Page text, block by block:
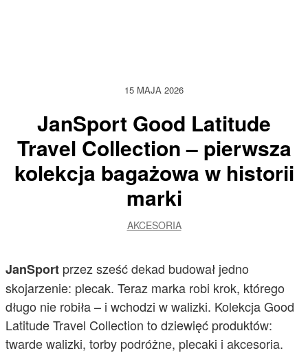
15 MAJA 2026
JanSport Good Latitude
Travel Collection – pierwsza
kolekcja bagażowa w historii
marki
AKCESORIA
JanSport przez sześć dekad budował jedno
skojarzenie: plecak. Teraz marka robi krok, którego
długo nie robiła – i wchodzi w walizki. Kolekcja Good
Latitude Travel Collection to dziewięć produktów:
twarde walizki, torby podróżne, plecaki i akcesoria.